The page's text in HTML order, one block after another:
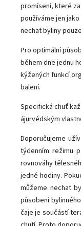
promísení, které
používáme jen
nechat byliny
Pro optimální
během dne jednu
kýžených funkcí
balení.
Specifická chuť
ájurvédským
Doporučujeme
týdenním režimu
rovnováhy
jedné hodiny.
můžeme nechat
působení
čaje je součástí